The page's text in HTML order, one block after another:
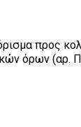
προς
όρων (αρ.